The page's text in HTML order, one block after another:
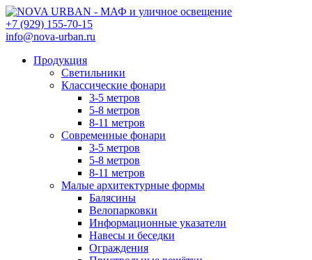
+7 (929) 155-70-15
info@nova-urban.ru
Продукция
Светильники
Классические фонари
3-5 метров
5-8 метров
8-11 метров
Современные фонари
3-5 метров
5-8 метров
8-11 метров
Малые архитектурные формы
Балясины
Велопарковки
Информационные указатели
Навесы и беседки
Ограждения